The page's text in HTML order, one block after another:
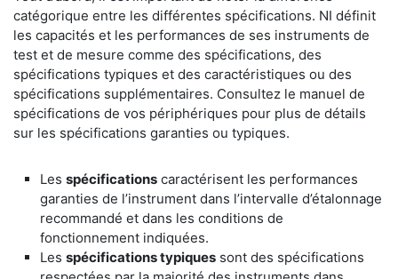
catégorique entre les différentes spécifications. NI définit
les capacités et les performances de ses instruments de
test et de mesure comme des spécifications, des
spécifications typiques et des caractéristiques ou des
spécifications supplémentaires. Consultez le manuel de
spécifications de vos périphériques pour plus de détails
sur les spécifications garanties ou typiques.
Les spécifications caractérisent les performances
garanties de l’instrument dans l’intervalle d’étalonnage
recommandé et dans les conditions de
fonctionnement indiquées.
Les spécifications typiques sont des spécifications